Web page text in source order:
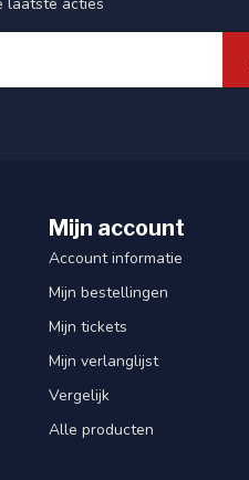
Mijn account
Account informatie
Mijn bestellingen
Mijn tickets
Mijn verlanglijst
Vergelijk
Alle producten